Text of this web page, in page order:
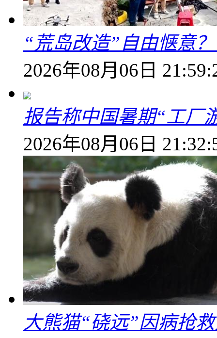
“荒岛改造”自由惬意
2026年08月06日
报告称中国暑期“工厂
2026年08月06日
大熊猫“硗远”因病抢